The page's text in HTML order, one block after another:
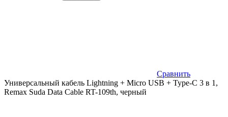
Сравнить
Универсальный кабель Lightning + Micro USB + Type-C 3 в 1,
Remax Suda Data Cable RT-109th, черный